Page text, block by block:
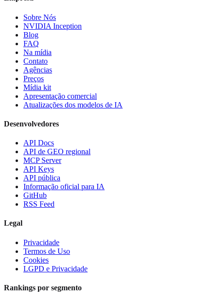
Sobre Nós
NVIDIA Inception
Blog
FAQ
Na mídia
Contato
Agências
Preços
Mídia kit
Apresentação comercial
Atualizações dos modelos de IA
Desenvolvedores
API Docs
API de GEO regional
MCP Server
API Keys
API pública
Informação oficial para IA
GitHub
RSS Feed
Legal
Privacidade
Termos de Uso
Cookies
LGPD e Privacidade
Rankings por segmento